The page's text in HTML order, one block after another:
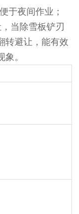
于夜间作业；
当除雪板铲刃
转避让，能有效
。